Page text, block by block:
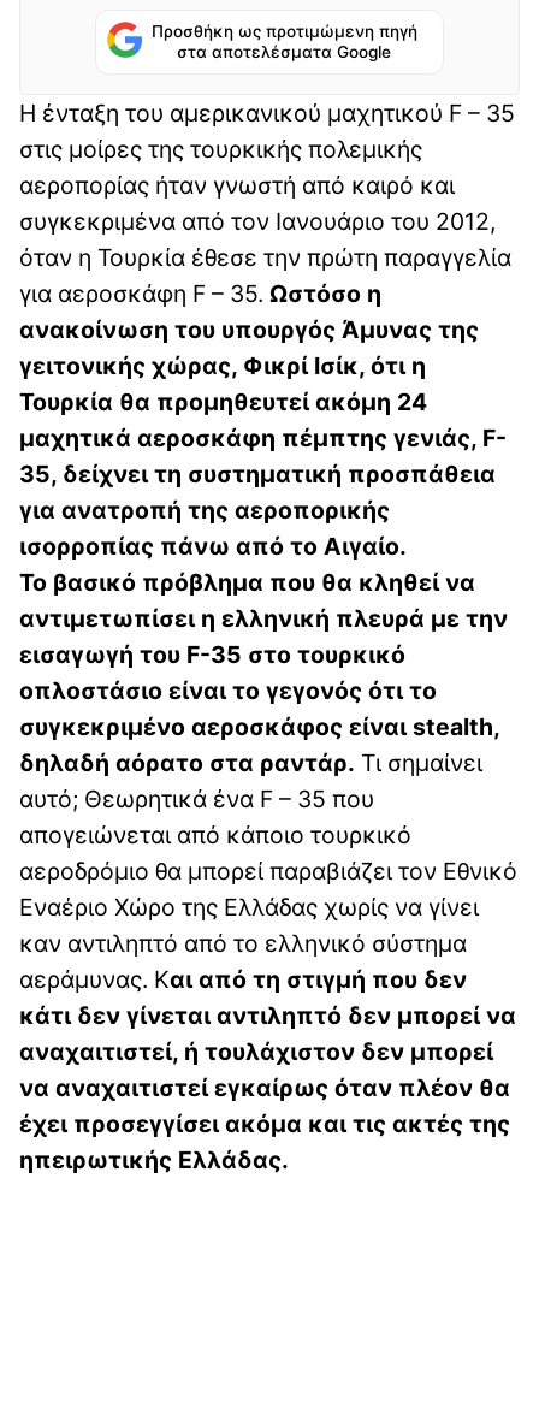
Προσθήκη ως προτιμώμενη πηγή
στα αποτελέσματα Google
Η ένταξη του αμερικανικού μαχητικού F – 35
στις μοίρες της τουρκικής πολεμικής
αεροπορίας ήταν γνωστή από καιρό και
συγκεκριμένα από τον Ιανουάριο του 2012,
όταν η Τουρκία έθεσε την πρώτη παραγγελία
για αεροσκάφη F – 35. Ωστόσο η
ανακοίνωση του υπουργός Άμυνας της
γειτονικής χώρας, Φικρί Ισίκ, ότι η
Τουρκία θα προμηθευτεί ακόμη 24
μαχητικά αεροσκάφη πέμπτης γενιάς, F-
35, δείχνει τη συστηματική προσπάθεια
για ανατροπή της αεροπορικής
ισορροπίας πάνω από το Αιγαίο.
Το βασικό πρόβλημα που θα κληθεί να
αντιμετωπίσει η ελληνική πλευρά με την
εισαγωγή του F-35 στο τουρκικό
οπλοστάσιο είναι το γεγονός ότι το
συγκεκριμένο αεροσκάφος είναι stealth,
δηλαδή αόρατο στα ραντάρ. Τι σημαίνει
αυτό; Θεωρητικά ένα F – 35 που
απογειώνεται από κάποιο τουρκικό
αεροδρόμιο θα μπορεί παραβιάζει τον Εθνικό
Εναέριο Χώρο της Ελλάδας χωρίς να γίνει
καν αντιληπτό από το ελληνικό σύστημα
αεράμυνας. Και από τη στιγμή που δεν
κάτι δεν γίνεται αντιληπτό δεν μπορεί να
αναχαιτιστεί, ή τουλάχιστον δεν μπορεί
να αναχαιτιστεί εγκαίρως όταν πλέον θα
έχει προσεγγίσει ακόμα και τις ακτές της
ηπειρωτικής Ελλάδας.